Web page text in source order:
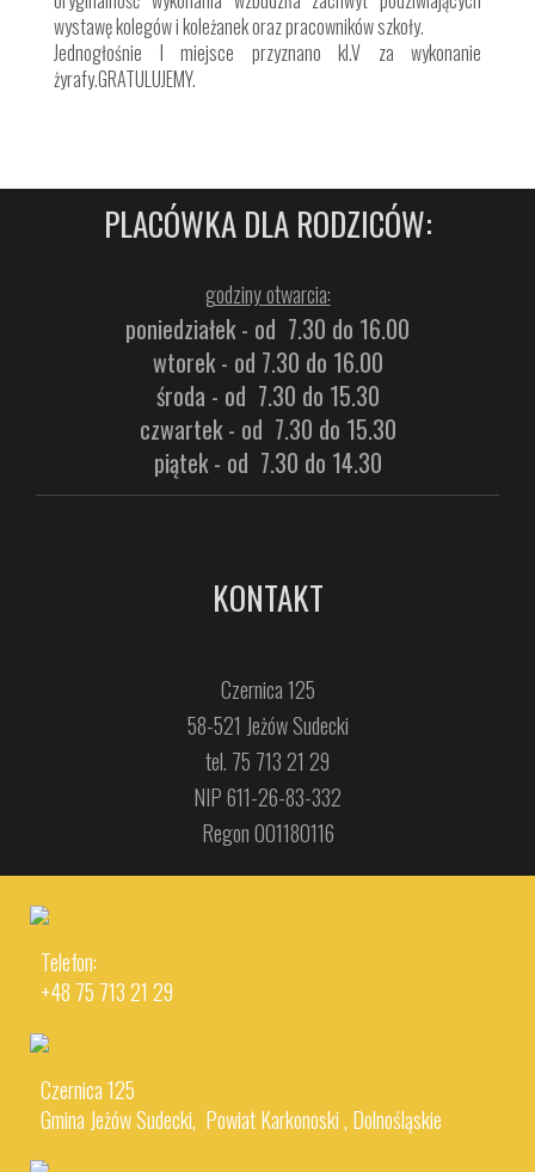
wystawę kolegów i koleżanek oraz pracowników szkoły.
Jednogłośnie I miejsce przyznano kl.V za wykonanie
żyrafy.GRATULUJEMY.
PLACÓWKA DLA RODZICÓW:
godziny otwarcia:
poniedziałek - od 7.30 do 16.00
wtorek - od 7.30 do 16.00
środa - od 7.30 do 15.30
czwartek - od 7.30 do 15.30
piątek - od 7.30 do 14.30
KONTAKT
Czernica 125
58-521 Jeżów Sudecki
tel. 75 713 21 29
NIP 611-26-83-332
Regon 001180116
Telefon:
+48 75 713 21 29
Czernica 125
Gmina Jeżów Sudecki, Powiat Karkonoski , Dolnośląskie